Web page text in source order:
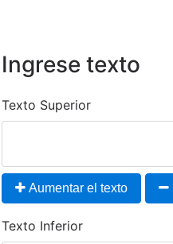
Ingrese texto
Texto Superior
Aumentar el texto
Texto Inferior